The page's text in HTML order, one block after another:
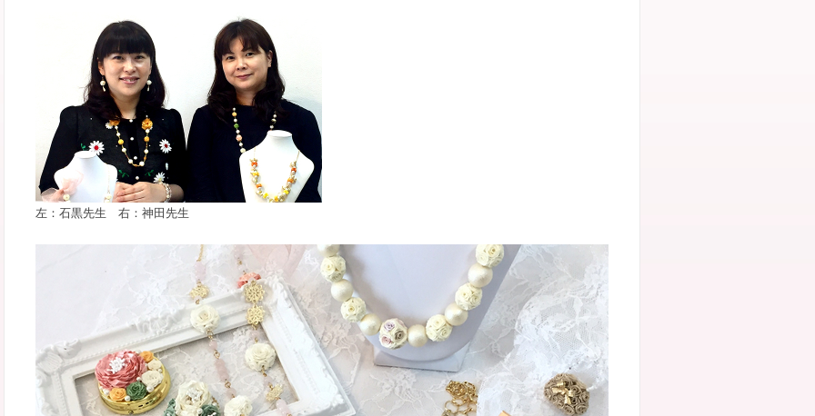
左：石黒先生 右：神田先生